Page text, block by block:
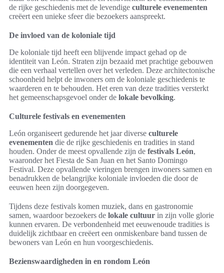
de rijke geschiedenis met de levendige culturele evenementen
creëert een unieke sfeer die bezoekers aanspreekt.
De invloed van de koloniale tijd
De koloniale tijd heeft een blijvende impact gehad op de
identiteit van León. Straten zijn bezaaid met prachtige gebouwen
die een verhaal vertellen over het verleden. Deze architectonische
schoonheid helpt de inwoners om de koloniale geschiedenis te
waarderen en te behouden. Het eren van deze tradities versterkt
het gemeenschapsgevoel onder de lokale bevolking.
Culturele festivals en evenementen
León organiseert gedurende het jaar diverse culturele
evenementen die de rijke geschiedenis en tradities in stand
houden. Onder de meest opvallende zijn de festivals León,
waaronder het Fiesta de San Juan en het Santo Domingo
Festival. Deze opvallende vieringen brengen inwoners samen en
benadrukken de belangrijke koloniale invloeden die door de
eeuwen heen zijn doorgegeven.
Tijdens deze festivals komen muziek, dans en gastronomie
samen, waardoor bezoekers de lokale cultuur in zijn volle glorie
kunnen ervaren. De verbondenheid met eeuwenoude tradities is
duidelijk zichtbaar en creëert een onmiskenbare band tussen de
bewoners van León en hun voorgeschiedenis.
Bezienswaardigheden in en rondom León